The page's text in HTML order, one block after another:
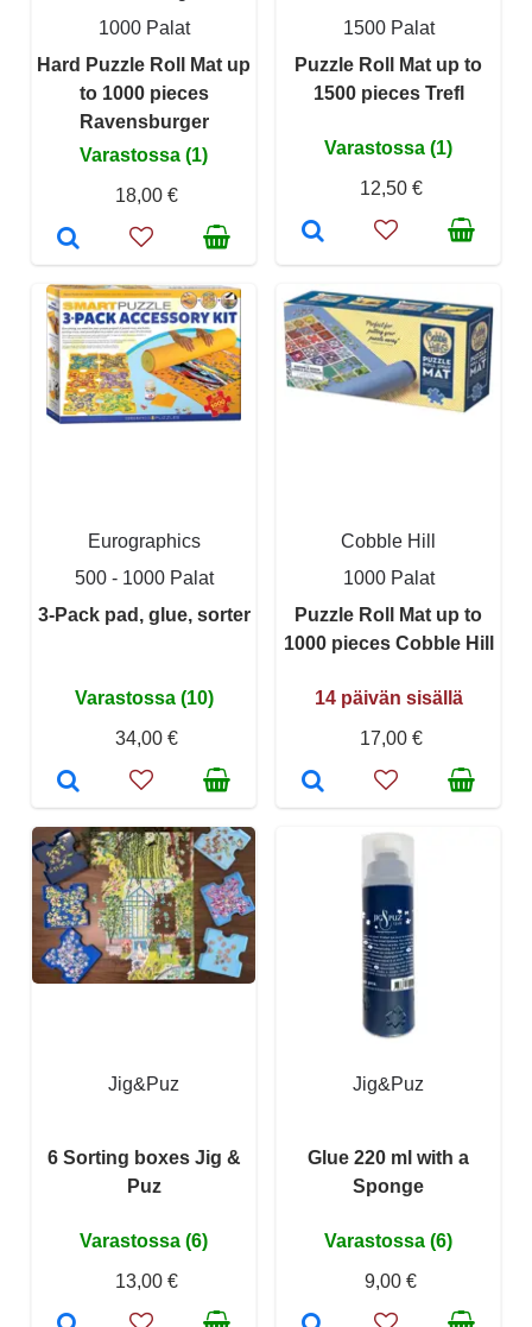
1000 Palat
Hard Puzzle Roll Mat up
to 1000 pieces
Ravensburger
Varastossa (1)
18,00 €
1500 Palat
Puzzle Roll Mat up to
1500 pieces Trefl
Varastossa (1)
12,50 €
Eurographics
500 - 1000 Palat
3-Pack pad, glue, sorter
Varastossa (10)
34,00 €
Cobble Hill
1000 Palat
Puzzle Roll Mat up to
1000 pieces Cobble Hill
14 päivän sisällä
17,00 €
Jig&Puz
6 Sorting boxes Jig &
Puz
Varastossa (6)
13,00 €
Jig&Puz
Glue 220 ml with a
Sponge
Varastossa (6)
9,00 €